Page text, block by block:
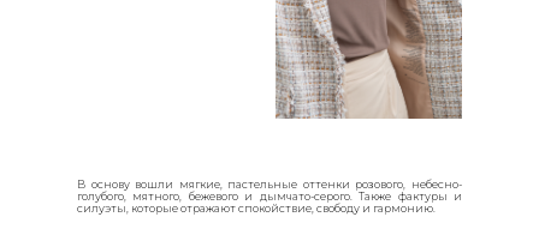
В основу вошли мягкие, пастельные оттенки розового, небесно-
голубого, мятного, бежевого и дымчато-серого. Также фактуры и
силуэты, которые отражают спокойствие, свободу и гармонию.